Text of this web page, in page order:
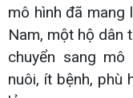
mô hình đã mang
Nam, một hộ dân
chuyển sang
nuôi, ít bệnh, phù